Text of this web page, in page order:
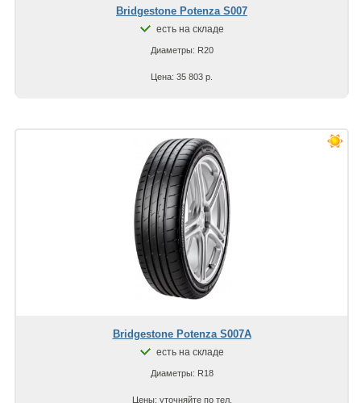
Bridgestone Potenza S007
есть на складе
Диаметры: R20
Цена: 35 803 р.
Bridgestone Potenza S007A
есть на складе
Диаметры: R18
Цены: уточняйте по тел.